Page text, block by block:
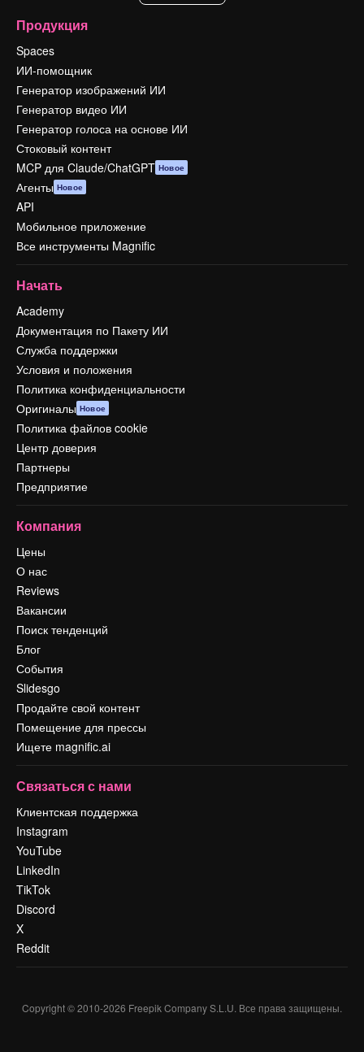
Продукция
Spaces
ИИ-помощник
Генератор изображений ИИ
Генератор видео ИИ
Генератор голоса на основе ИИ
Стоковый контент
MCP для Claude/ChatGPT Новое
Агенты Новое
API
Мобильное приложение
Все инструменты Magnific
Начать
Academy
Документация по Пакету ИИ
Служба поддержки
Условия и положения
Политика конфиденциальности
Оригиналы Новое
Политика файлов cookie
Центр доверия
Партнеры
Предприятие
Компания
Цены
О нас
Reviews
Вакансии
Поиск тенденций
Блог
События
Slidesgo
Продайте свой контент
Помещение для прессы
Ищете magnific.ai
Связаться с нами
Клиентская поддержка
Instagram
YouTube
LinkedIn
TikTok
Discord
X
Reddit
Copyright © 2010-2026 Freepik Company S.L.U. Все права защищены.